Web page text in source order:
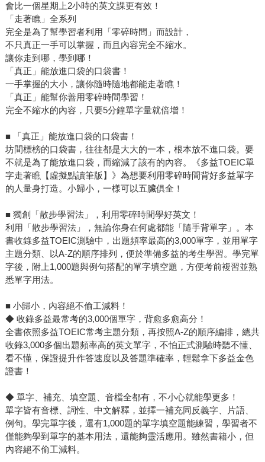
會比一個星期上2小時的英文課更有效！
「走著瞧」全系列
完全是為了幫學習者利用「零碎時間」而設計，
不只真正一手可以掌握，而且內容完全不縮水。
讓你走到哪，學到哪！
「真正」能放進口袋的口袋書！
一手掌握的大小，讓你隨時隨地都能走著瞧！
「真正」能幫你善用零碎時間學習！
完全不縮水的內容，只要5分鐘單字量就倍增！
■ 「真正」能放進口袋的口袋書！
坊間標榜的口袋書，往往都是大大的一本，根本放不進口袋。要
不就是為了能放進口袋，而縮減了該有的內容。《多益TOEIC單
字走著瞧【虛擬點讀筆版】》為想要利用零碎時間背好多益單字
的人量身打造。小歸小，一樣可以五臟俱全！
■ 獨創「散步學習法」，利用零碎時間學好英文！
利用「散步學習法」，無論你身在何處都能「隨手背單字」。本
書收錄多益TOEIC測驗中，出題頻率最高的3,000單字，並用單字
主題分類、以A-Z的順序排列，便於準備多益的考生學習。學完單
字後，附上1,000題與例句搭配的單字填空題，方便考前複習並熟
悉單字用法。
■ 小歸小，內容絕不偷工減料！
◆ 收錄多益最常考的3,000個單字，背愈多愈高分！
全書依照多益TOEIC常考主題分類，再按照A-Z的順序編排，總共
收錄3,000多個出題頻率高的英文單字，不怕正式測驗時聽不懂、
看不懂，保證提升作答速度以及答題準確率，輕鬆拿下多益金色
證書！
◆ 單字、補充、填空題、音檔全都有，不小心就能學更多！
單字皆有音標、詞性、中文解釋，並擇一補充同反義字、片語、
例句。學完單字後，還有1,000題的單字填空題能練習，學習者不
僅能夠學到單字的基本用法，還能夠靈活應用。雖然書籍小，但
內容絕不偷工減料。